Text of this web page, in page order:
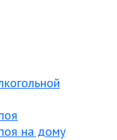
на дому